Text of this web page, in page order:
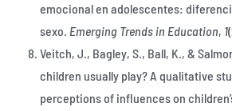
emocional en adolescentes:
sexo. Emerging Trends in Education, 1
Veitch, J., Bagley, S., Ball, K., &
children usually play? A qualitative
perceptions of influences on